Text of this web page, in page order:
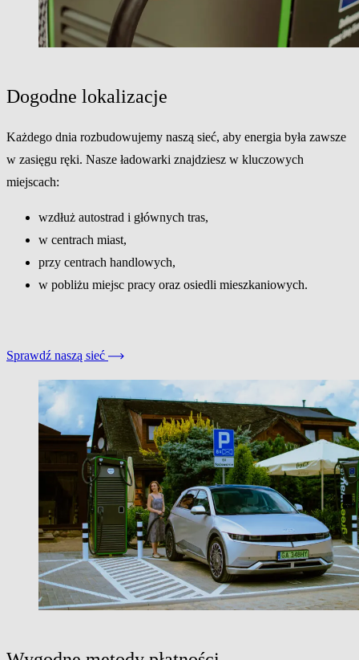
Dogodne lokalizacje
Każdego dnia rozbudowujemy naszą sieć, aby energia była zawsze
w zasięgu ręki. Nasze ładowarki znajdziesz w kluczowych
miejscach:
wzdłuż autostrad i głównych tras,
w centrach miast,
przy centrach handlowych,
w pobliżu miejsc pracy oraz osiedli mieszkaniowych.
Sprawdź naszą sieć